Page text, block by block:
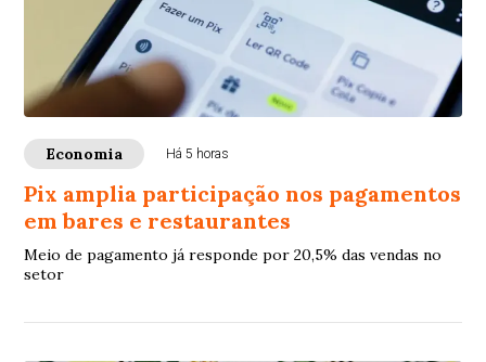
Economia Há 5 horas
Pix amplia participação nos pagamentos
em bares e restaurantes
Meio de pagamento já responde por 20,5% das vendas no
setor